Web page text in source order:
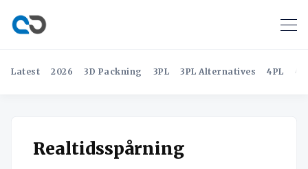
Latest 2026 3D Packning 3PL 3PL Alternatives 4PL
Realtidsspårning